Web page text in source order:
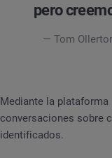
pero
— Tom
Mediante la plataforma
conversaciones sobre
identificados.